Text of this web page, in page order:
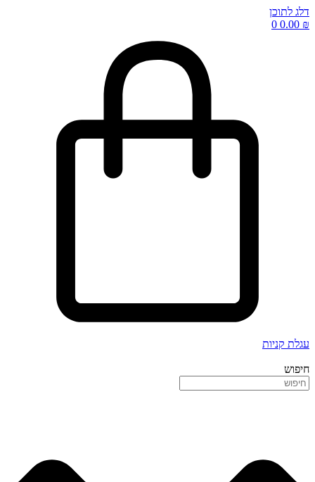
דלג לתוכן
0.00 ₪
0
עגלת קניות
חיפוש